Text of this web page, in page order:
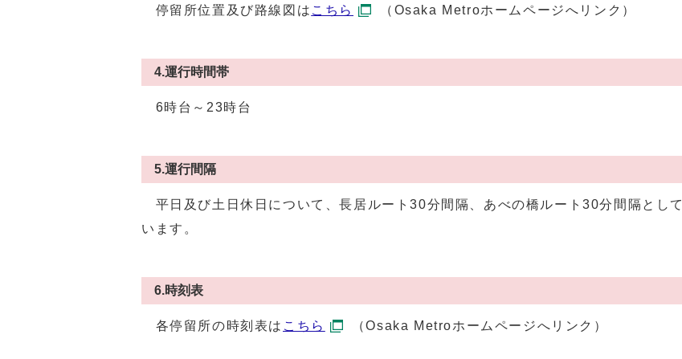
停留所位置及び路線図は こちら （Osaka Metroホームページへリンク）
4.運行時間帯
6時台～23時台
5.運行間隔
平日及び土日休日について、長居ルート30分間隔、あべの橋ルート30分間隔として
います。
6.時刻表
各停留所の時刻表は こちら （Osaka Metroホームページへリンク）